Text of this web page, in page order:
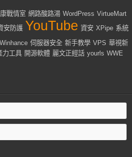
戰情室 網路酸路湯 WordPress VirtueMart
安防護 YouTube 資安 XPipe 系統
Winhance 伺服器安全 新手教學 VPS 華視新
力工具 開源軟體 麗文正經話 yourls WWE